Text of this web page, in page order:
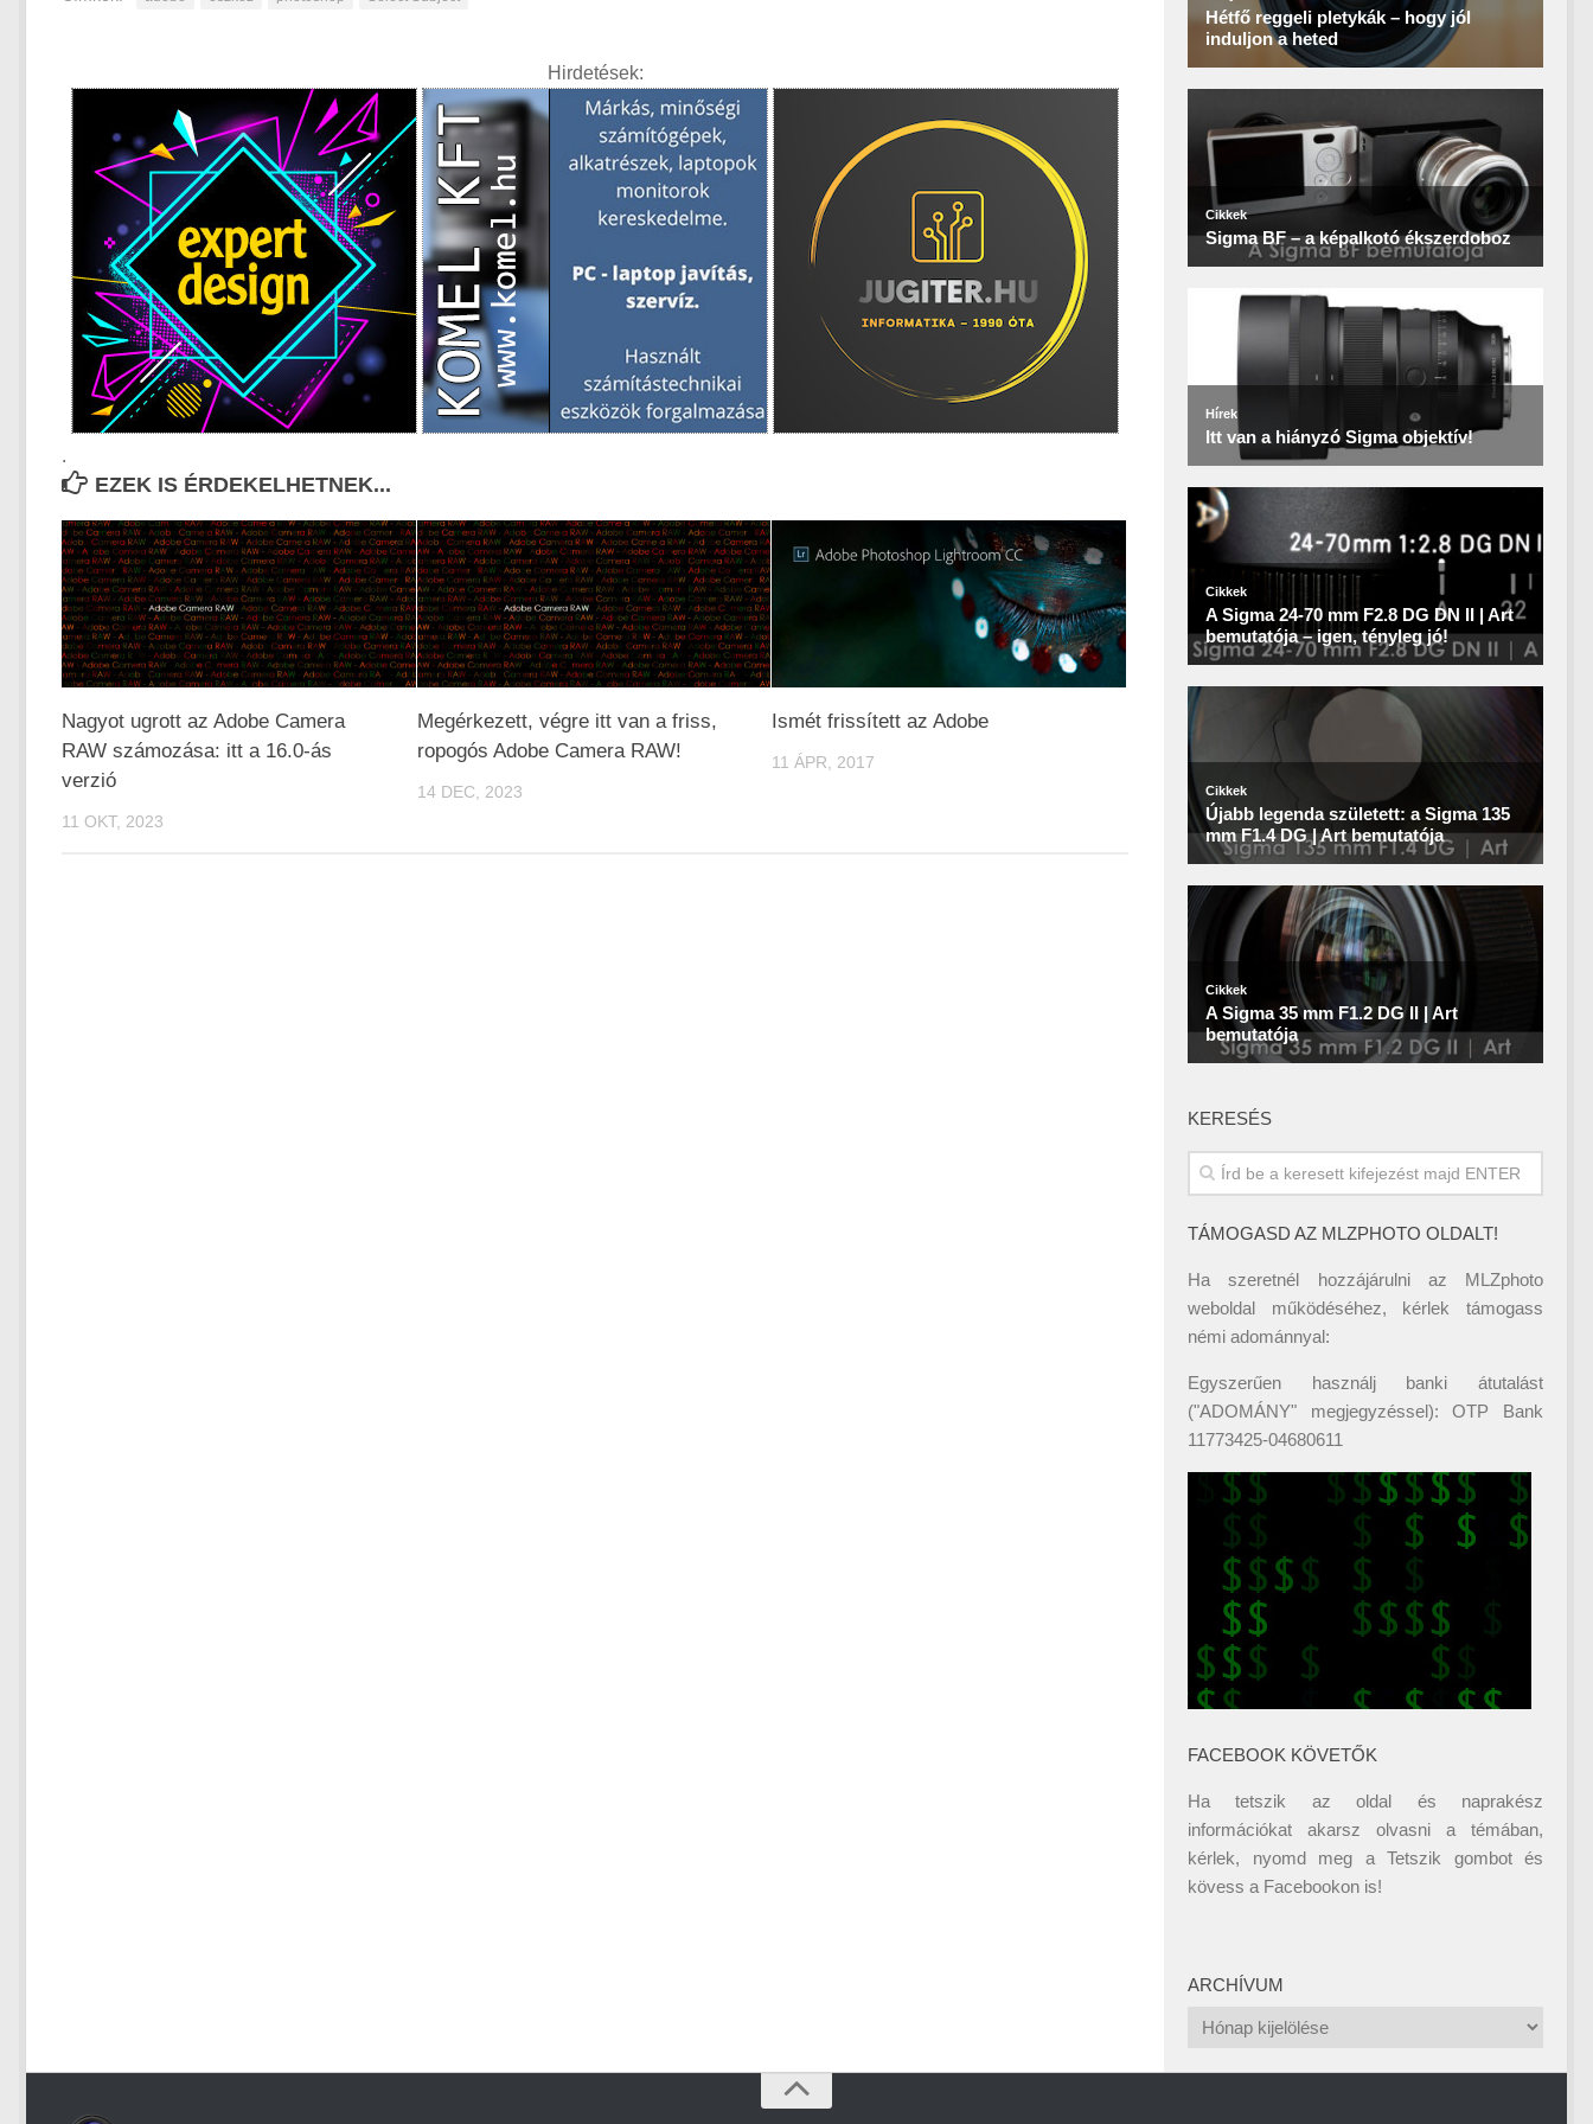
Hirdetések:
.
EZEK IS ÉRDEKELHETNEK...
Nagyot ugrott az Adobe Camera
RAW számozása: itt a 16.0-ás
verzió
11 OKT, 2023
Megérkezett, végre itt van a friss,
ropogós Adobe Camera RAW!
14 DEC, 2023
Ismét frissített az Adobe
11 ÁPR, 2017
KERESÉS
TÁMOGASD AZ MLZPHOTO OLDALT!
Ha szeretnél hozzájárulni az MLZphoto
weboldal működéséhez, kérlek támogass
némi adománnyal:
Egyszerűen használj banki átutalást
("ADOMÁNY" megjegyzéssel): OTP Bank
11773425-04680611
FACEBOOK KÖVETŐK
Ha tetszik az oldal és naprakész
információkat akarsz olvasni a témában,
kérlek, nyomd meg a Tetszik gombot és
kövess a Facebookon is!
ARCHÍVUM
Archívum